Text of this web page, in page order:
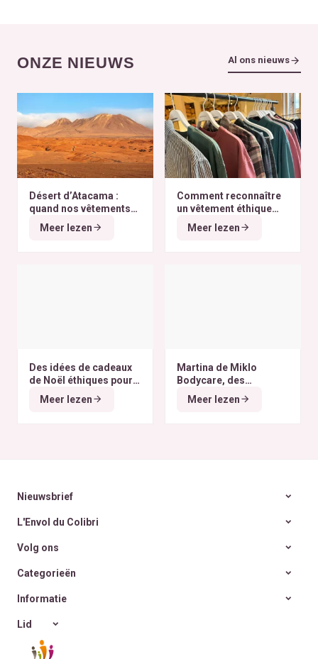
ONZE NIEUWS Al ons nieuws
Désert d’Atacama :
quand nos vêtements
finissent à l’autre bout
du monde
Meer lezen
Comment reconnaître
un vêtement éthique
selon nos critères ?
Meer lezen
Des idées de cadeaux
de Noël éthiques pour
tous les budgets
Meer lezen
Martina de Miklo
Bodycare, des
déodorants naturels et
zéro déchet
A la
Meer lezen
Nieuwsbrief
L'Envol du Colibri
Volg ons
Categorieën
Informatie
Lid